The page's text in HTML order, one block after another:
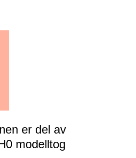
er del av
modelltog